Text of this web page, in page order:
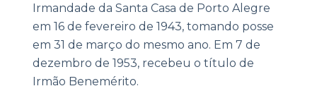
Irmandade da Santa Casa de Porto Alegre
em 16 de fevereiro de 1943, tomando posse
em 31 de março do mesmo ano. Em 7 de
dezembro de 1953, recebeu o título de
Irmão Benemérito.